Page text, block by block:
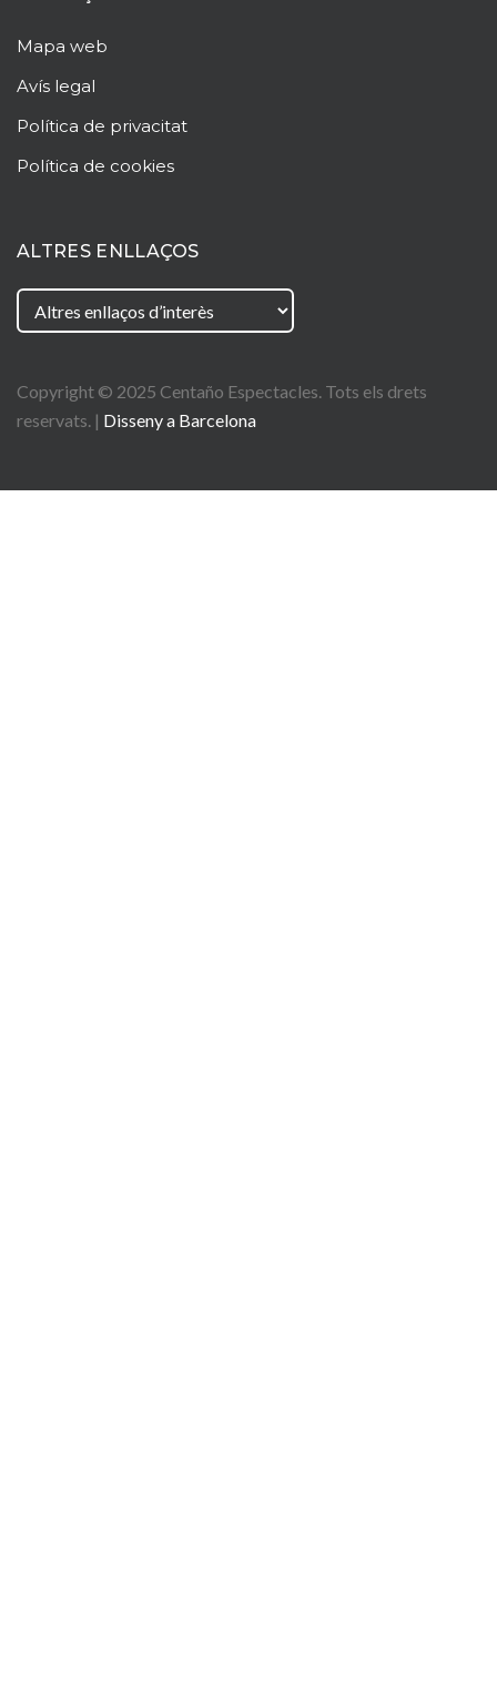
Mapa web
Avís legal
Política de privacitat
Política de cookies
ALTRES ENLLAÇOS
Copyright © 2025 Centaño Espectacles. Tots els drets
reservats. | Disseny a Barcelona